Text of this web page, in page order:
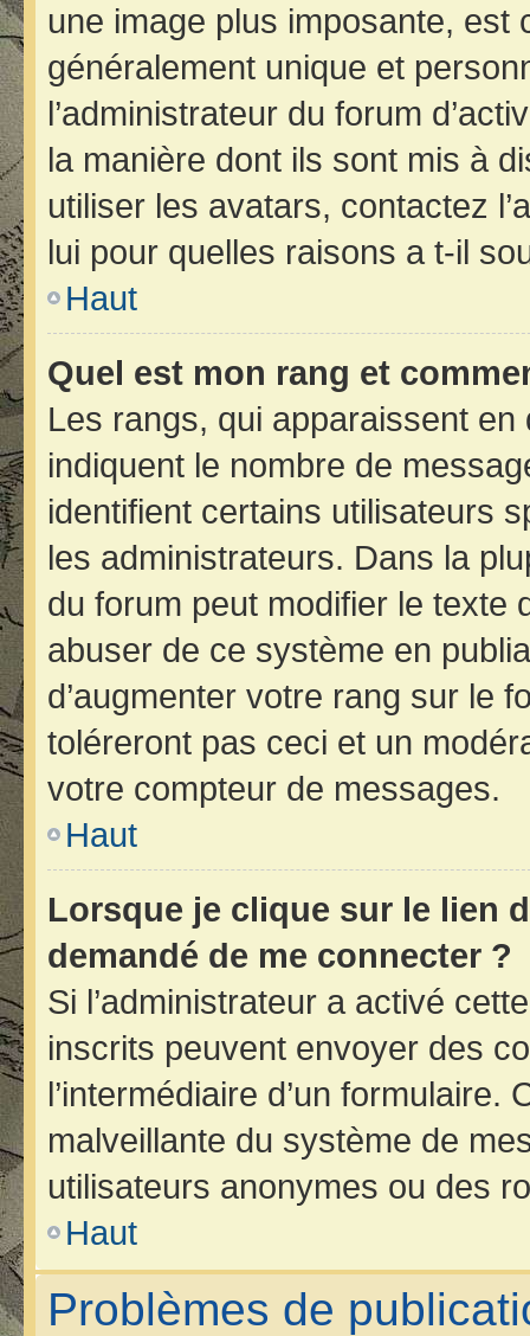
une image plus imposante, est
généralement unique et
l’administrateur du forum
la manière dont ils sont mis à
utiliser les avatars, contactez
lui pour quelles raisons a t-il
Haut
Quel est mon rang et
Les rangs, qui apparaissent en
indiquent le nombre de
identifient certains utilisateurs
les administrateurs. Dans la
du forum peut modifier le texte
abuser de ce système en
d’augmenter votre rang sur le
toléreront pas ceci et un
votre compteur de messages.
Haut
Lorsque je clique sur le lien
demandé de me connecter ?
Si l’administrateur a activé
inscrits peuvent envoyer des
l’intermédiaire d’un
malveillante du système de
utilisateurs anonymes ou des
Haut
Problèmes de